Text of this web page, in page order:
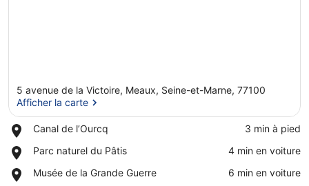
5 avenue de la Victoire, Meaux, Seine-et-Marne, 77100
Afficher la carte
Canal de l’Ourcq
Place,
de
‪3 min à pied‬
Parc naturel du Pâtis
Place,
naturel
‪4 min en voiture‬
Musée de la Grande Guerre
Place,
‪6 min en voiture‬